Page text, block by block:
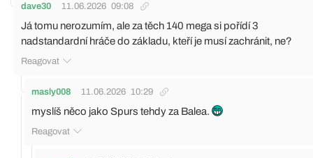
dave30 11.06.2026 09:08
Já tomu nerozumím, ale za těch 140 mega si pořídí 3
nadstandardní hráče do základu, kteří je musí zachránit, ne?
Reagovat
masly008 11.06.2026 10:29
myslíš něco jako Spurs tehdy za Balea.
Reagovat